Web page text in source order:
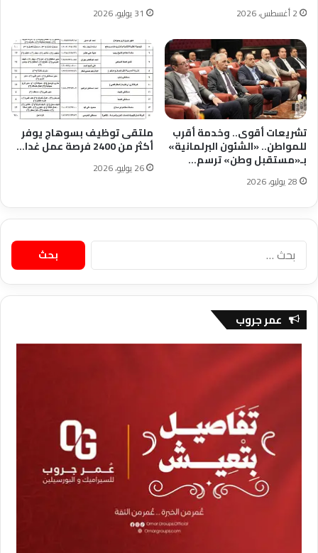
2 أغسطس، 2026 31 يوليو، 2026
تشريعات أقوى.. وخدمة أقرب
للمواطن.. «الشئون البرلمانية»
بـ«مستقبل وطن» ترسم…
28 يوليو، 2026
ملتقى توظيف بسوهاج يوفر
أكثر من 2400 فرصة عمل غدا…
26 يوليو، 2026
البحث
عن:
عمر جروب